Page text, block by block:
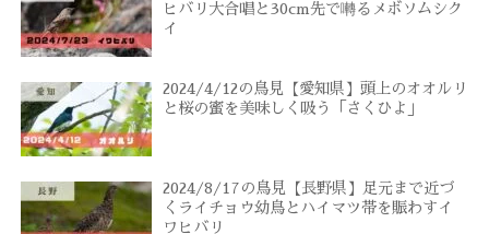
ヒバリ大合唱と30cm先で囀るメボソムシク
イ
2024/4/12の鳥見【愛知県】頭上のオオルリ
と桜の蜜を美味しく吸う「さくひよ」
2024/8/17の鳥見【長野県】足元まで近づ
くライチョウ幼鳥とハイマツ帯を賑わすイ
ワヒバリ